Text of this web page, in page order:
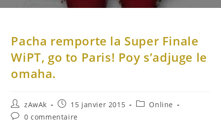
Pacha remporte la Super Finale
WiPT, go to Paris! Poy s’adjuge le
omaha.
zAwAk 15 janvier 2015
Online
0 commentaire